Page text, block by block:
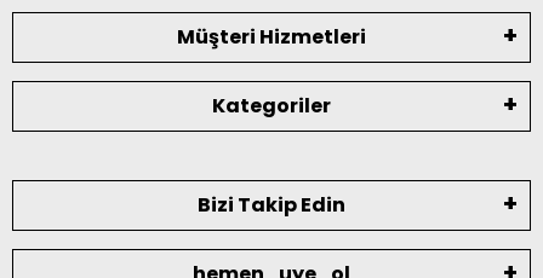
Müşteri Hizmetleri
Kategoriler
Bizi Takip Edin